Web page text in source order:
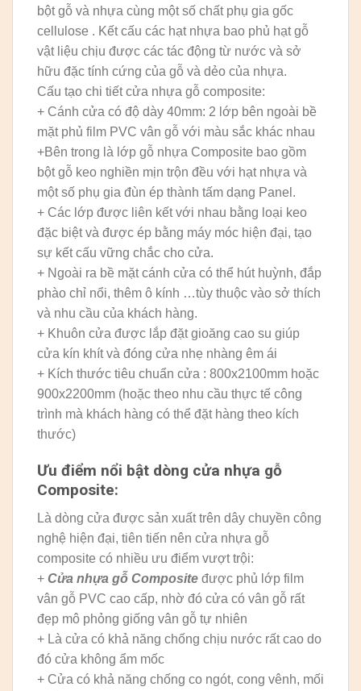
bột gỗ và nhựa cùng một số chất phụ gia gốc
cellulose . Kết cấu các hạt nhựa bao phủ hạt gỗ
vật liệu chịu được các tác động từ nước và sở
hữu đặc tính cứng của gỗ và dẻo của nhựa.
Cấu tạo chi tiết cửa nhựa gỗ composite:
+ Cánh cửa có độ dày 40mm: 2 lớp bên ngoài bề
mặt phủ film PVC vân gỗ với màu sắc khác nhau
+Bên trong là lớp gỗ nhựa Composite bao gồm
bột gỗ keo nghiền mịn trộn đều với hạt nhựa và
một số phụ gia đùn ép thành tấm dạng Panel.
+ Các lớp được liên kết với nhau bằng loại keo
đặc biệt và được ép bằng máy móc hiện đại, tạo
sự kết cấu vững chắc cho cửa.
+ Ngoài ra bề mặt cánh cửa có thể hút huỳnh, đắp
phào chỉ nổi, thêm ô kính …tùy thuộc vào sở thích
và nhu cầu của khách hàng.
+ Khuôn cửa được lắp đặt gioăng cao su giúp
cửa kín khít và đóng cửa nhẹ nhàng êm ái
+ Kích thước tiêu chuẩn cửa : 800x2100mm hoặc
900x2200mm (hoặc theo nhu cầu thực tế công
trình mà khách hàng có thể đặt hàng theo kích
thước)
Ưu điểm nổi bật dòng cửa nhựa gỗ
Composite:
Là dòng cửa được sản xuất trên dây chuyền công
nghệ hiện đại, tiên tiến nên cửa nhựa gỗ
composite có nhiều ưu điểm vượt trội:
+ Cửa nhựa gỗ Composite được phủ lớp film
vân gỗ PVC cao cấp, nhờ đó cửa có vân gỗ rất
đẹp mô phỏng giống vân gỗ tự nhiên
+ Là cửa có khả năng chống chịu nước rất cao do
đó cửa không ẩm mốc
+ Cửa có khả năng chống co ngót, cong vênh, mối